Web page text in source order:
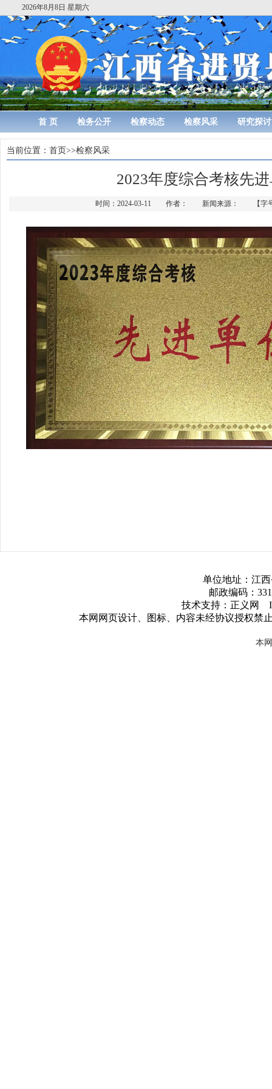
2026年8月8日 星期六
首 页 检务公开 检察动态 检察风采 研究探讨
当前位置： 首页>>检察风采
2023年度综合考核先
时间：2024-03-11 作者： 新闻来源： 【字
单位地址：江
邮政编码：
技术支持：正义网
本网网页设计、图标、内容未经协议授权禁
本